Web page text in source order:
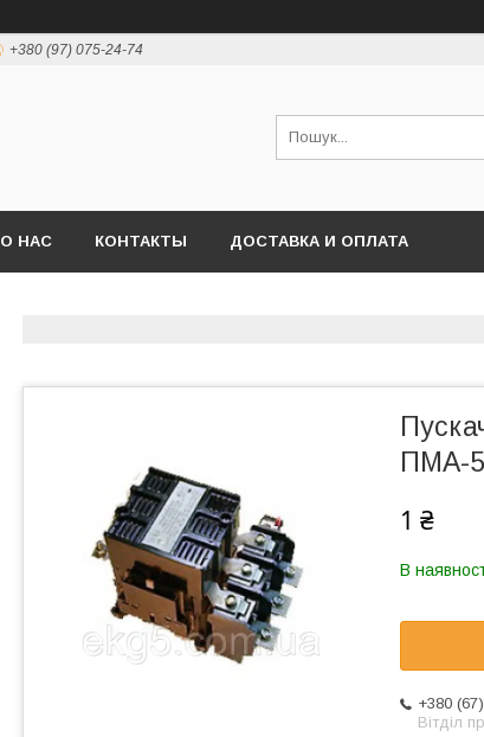
+380 (97) 075-24-74
О НАС КОНТАКТЫ ДОСТАВКА И ОПЛАТА
ПМА-
1 ₴
В
+380
Вітділ